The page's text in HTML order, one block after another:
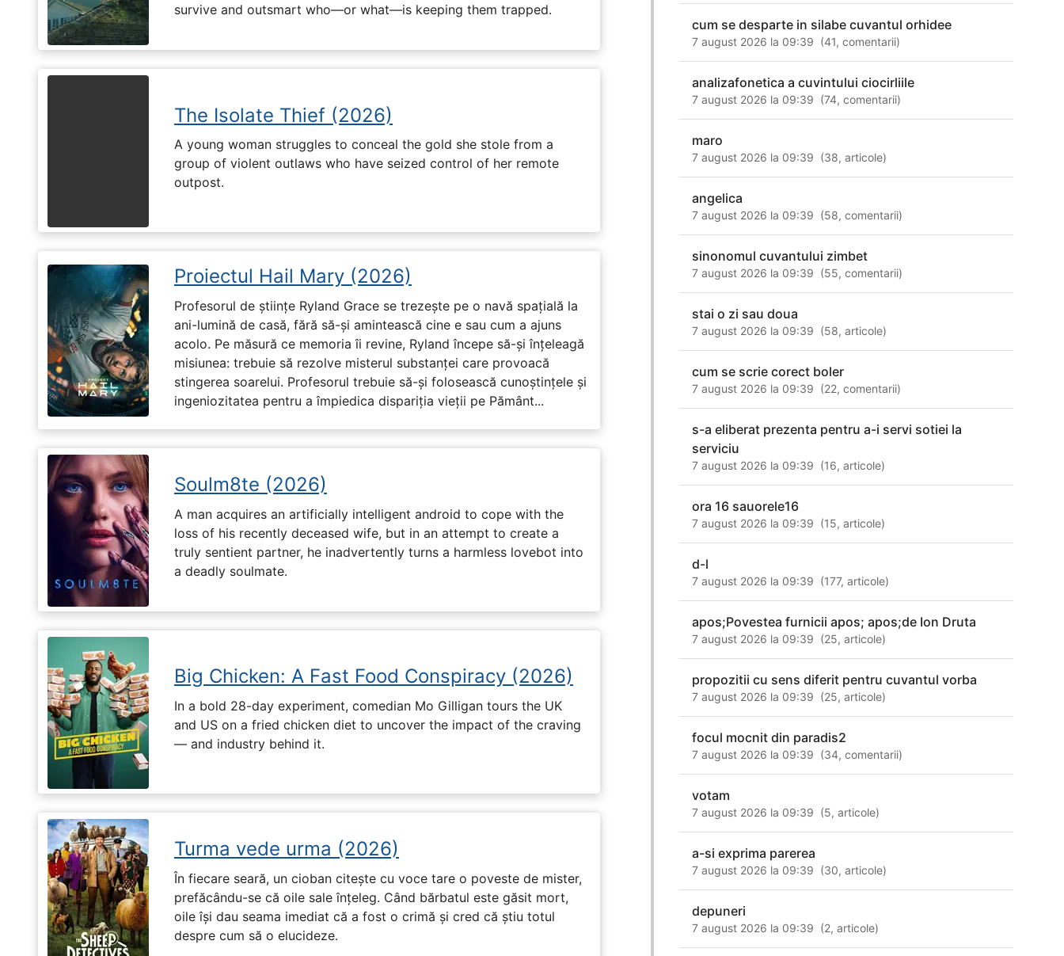
survive and outsmart who—or what—is keeping them trapped.
The Isolate Thief (2026)
A young woman struggles to conceal the gold she stole from a
group of violent outlaws who have seized control of her remote
outpost.
Proiectul Hail Mary (2026)
Profesorul de științe Ryland Grace se trezește pe o navă spațială la
ani-lumină de casă, fără să-și amintească cine e sau cum a ajuns
acolo. Pe măsură ce memoria îi revine, Ryland începe să-și înțeleagă
misiunea: trebuie să rezolve misterul substanței care provoacă
stingerea soarelui. Profesorul trebuie să-și folosească cunoștințele și
ingeniozitatea pentru a împiedica dispariția vieții pe Pământ...
Soulm8te (2026)
A man acquires an artificially intelligent android to cope with the
loss of his recently deceased wife, but in an attempt to create a
truly sentient partner, he inadvertently turns a harmless lovebot into
a deadly soulmate.
Big Chicken: A Fast Food Conspiracy (2026)
In a bold 28-day experiment, comedian Mo Gilligan tours the UK
and US on a fried chicken diet to uncover the impact of the craving
— and industry behind it.
Turma vede urma (2026)
În fiecare seară, un cioban citește cu voce tare o poveste de mister,
prefăcându-se că oile sale înțeleg. Când bărbatul este găsit mort,
oile își dau seama imediat că a fost o crimă și cred că știu totul
despre cum să o elucideze.
cum se desparte in silabe cuvantul orhidee
7 august 2026 la 09:39 (41,comentarii)
analizafonetica a cuvintului ciocirliile
7 august 2026 la 09:39 (74,comentarii)
maro
7 august 2026 la 09:39 (38,articole)
angelica
7 august 2026 la 09:39 (58,comentarii)
sinonomul cuvantului zimbet
7 august 2026 la 09:39 (55,comentarii)
stai o zi sau doua
7 august 2026 la 09:39 (58,articole)
cum se scrie corect boler
7 august 2026 la 09:39 (22,comentarii)
s-a eliberat prezenta pentru a-i servi sotiei la
serviciu
7 august 2026 la 09:39 (16,articole)
ora 16 sauorele16
7 august 2026 la 09:39 (15,articole)
d-l
7 august 2026 la 09:39 (177,articole)
apos;Povestea furnicii apos; apos;de Ion Druta
7 august 2026 la 09:39 (25,articole)
propozitii cu sens diferit pentru cuvantul vorba
7 august 2026 la 09:39 (25,articole)
focul mocnit din paradis2
7 august 2026 la 09:39 (34,comentarii)
votam
7 august 2026 la 09:39 (5,articole)
a-si exprima parerea
7 august 2026 la 09:39 (30,articole)
depuneri
7 august 2026 la 09:39 (2,articole)